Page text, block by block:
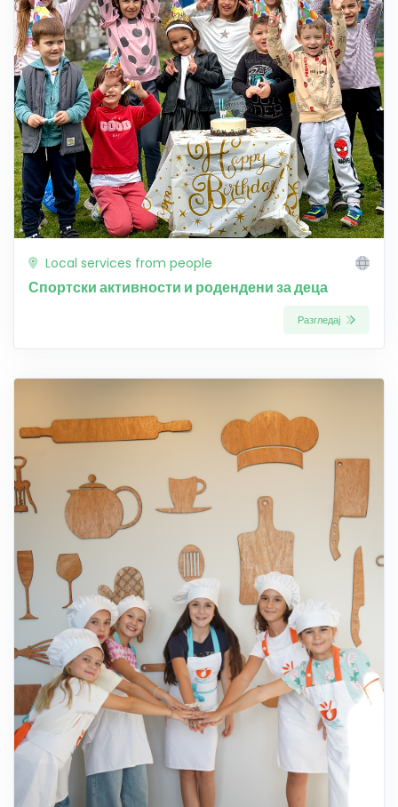
Local services from people
Спортски активности и родендени за деца
Разгледај